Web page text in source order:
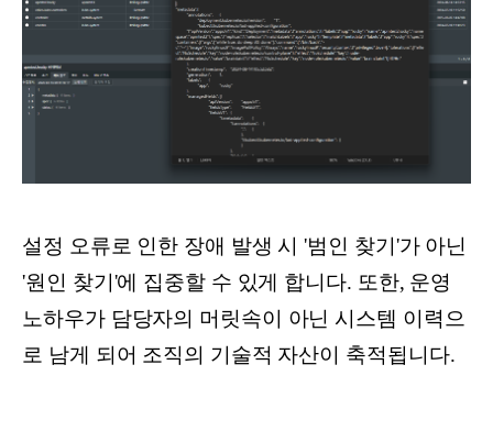
설정 오류로 인한 장애 발생 시 '범인 찾기'가 아닌
'원인 찾기'에 집중할 수 있게 합니다. 또한, 운영
노하우가 담당자의 머릿속이 아닌 시스템 이력으
로 남게 되어 조직의 기술적 자산이 축적됩니다.